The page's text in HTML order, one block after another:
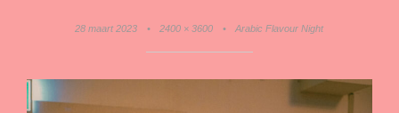
28 maart 2023 • 2400 × 3600 • Arabic Flavour Night